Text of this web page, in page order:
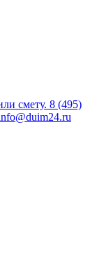
смету. 8 (495)